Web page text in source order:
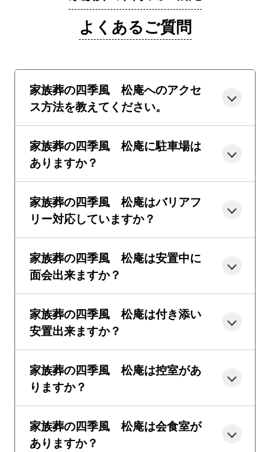
よくあるご質問
家族葬の四季風 松庵へのアクセ
ス方法を教えてください。
家族葬の四季風 松庵に駐車場は
ありますか？
家族葬の四季風 松庵はバリアフ
リー対応していますか？
家族葬の四季風 松庵は安置中に
面会出来ますか？
家族葬の四季風 松庵は付き添い
安置出来ますか？
家族葬の四季風 松庵は控室があ
りますか？
家族葬の四季風 松庵は会食室が
ありますか？